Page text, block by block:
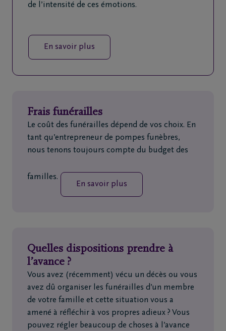
de l’intensité de ces émotions.
En savoir plus
Frais funérailles
Le coût des funérailles dépend de vos choix. En
tant qu’entrepreneur de pompes funèbres,
nous tenons toujours compte du budget des
familles.
En savoir plus
Quelles dispositions prendre à
l’avance ?
Vous avez (récemment) vécu un décès ou vous
avez dû organiser les funérailles d’un membre
de votre famille et cette situation vous a
amené à réfléchir à vos propres adieux ? Vous
pouvez régler beaucoup de choses à l’avance